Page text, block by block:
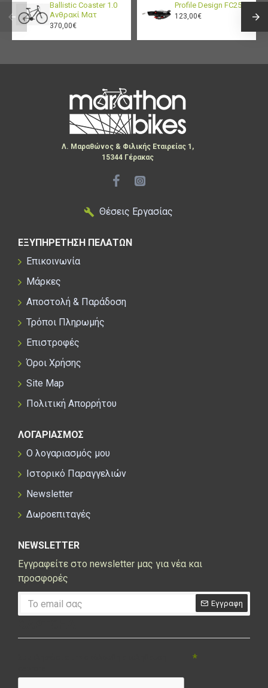
Ballistic Coaster 1.0
Ανθρακί Ματ
370,00€
Profile Design FC25
123,00€
Λ. Μαραθώνος & Φιλικής Εταιρείας 1,
15344 Γέρακας
Θέσεις Εργασίας
ΕΞΥΠΗΡΕΤΗΣΗ ΠΕΛΑΤΩΝ
Επικοινωνία
Μάρκες
Αποστολή & Παράδοση
Τρόποι Πληρωμής
Επιστροφές
Όροι Χρήσης
Site Map
Πολιτική Απορρήτου
ΛΟΓΑΡΙΑΣΜΟΣ
Ο λογαριασμός μου
Ιστορικό Παραγγελιών
Newsletter
Δωροεπιταγές
NEWSLETTER
Εγγραφείτε στο newsletter μας για νέα και
προσφορές
Εγγραφη